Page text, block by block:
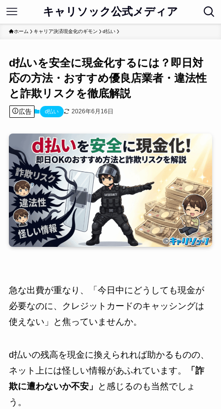
キャリソック公式メディア
ホーム キャリア決済現金化のギモン d払い
d払いを安全に現金化するには？即日対
応の方法・おすすめ優良店業者・違法性
と詐欺リスクを徹底解説
広告 d払い 2026年6月16日
急な出費が重なり、「今日中にどうしても現金が
必要なのに、クレジットカードのキャッシングは
使えない」と焦っていませんか。
d払いの残高を現金に換えられれば助かるものの、
ネット上には怪しい情報があふれています。
「詐
欺に遭わないか不安」
と感じるのも当然でしょ
う。